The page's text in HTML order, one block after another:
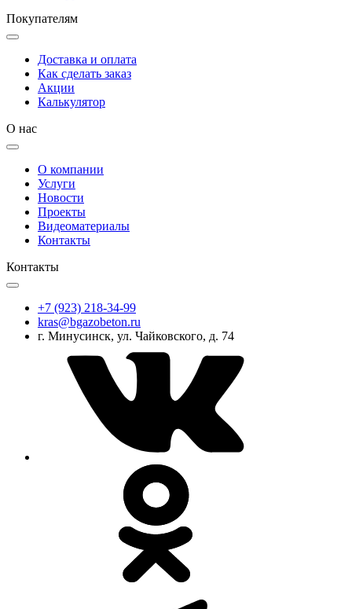
Покупателям
Доставка и оплата
Как сделать заказ
Акции
Калькулятор
О нас
О компании
Услуги
Новости
Проекты
Видеоматериалы
Контакты
Контакты
+7 (923) 218-34-99
kras@bgazobeton.ru
г. Минусинск, ул. Чайковского, д. 74